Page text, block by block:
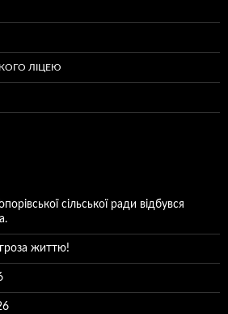
ЛІЦЕЮ
сільської ради відбувся
життю!